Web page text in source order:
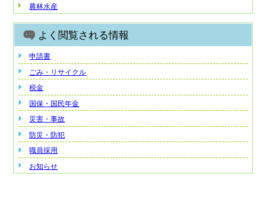
農林水産
よく閲覧される情報
申請書
ごみ・リサイクル
税金
国保・国民年金
災害・事故
防災・防犯
職員採用
お知らせ